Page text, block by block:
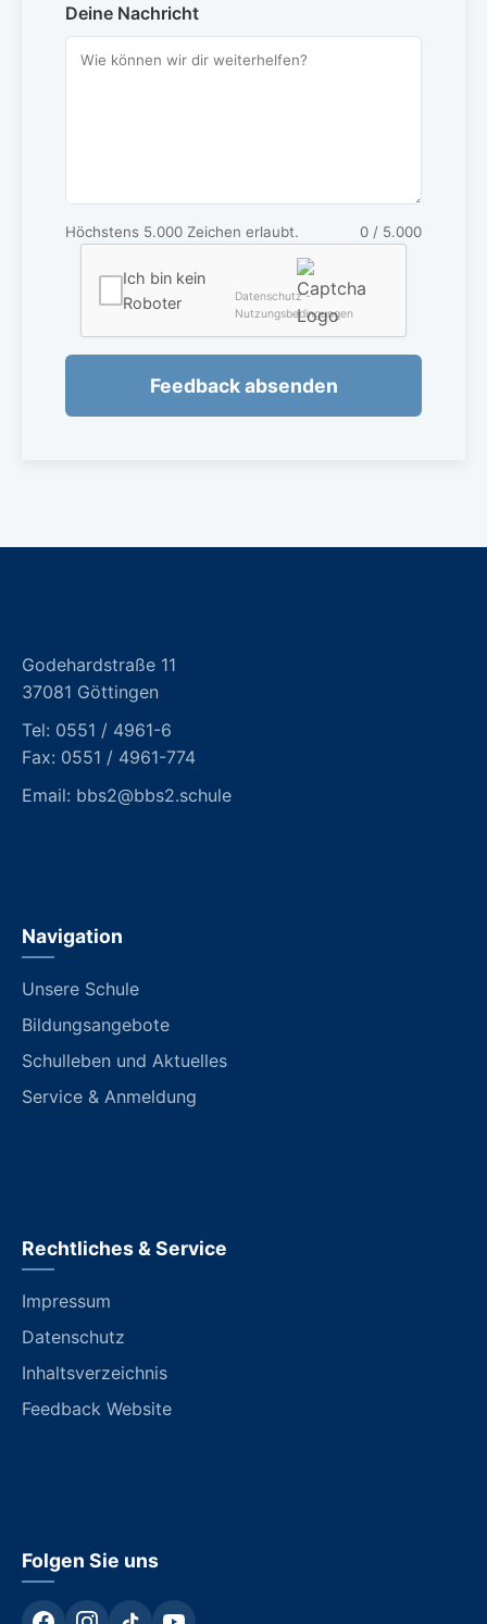
Deine Nachricht
Höchstens 5.000 Zeichen erlaubt. 0 / 5.000
Ich bin kein
Roboter
Datenschutz -
Nutzungsbedingungen
Feedback absenden
Godehardstraße 11
37081 Göttingen
Tel: 0551 / 4961-6
Fax: 0551 / 4961-774
Email: bbs2@bbs2.schule
Navigation
Unsere Schule
Bildungsangebote
Schulleben und Aktuelles
Service & Anmeldung
Rechtliches & Service
Impressum
Datenschutz
Inhaltsverzeichnis
Feedback Website
Folgen Sie uns